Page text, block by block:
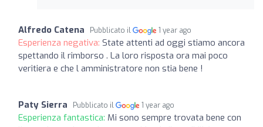
Alfredo Catena Pubblicato il 1 year ago
Esperienza negativa: State attenti ad oggi stiamo ancora
spettando il rimborso . La loro risposta ora mai poco
veritiera e che l amministratore non stia bene !
Paty Sierra Pubblicato il 1 year ago
Esperienza fantastica: Mi sono sempre trovata bene con